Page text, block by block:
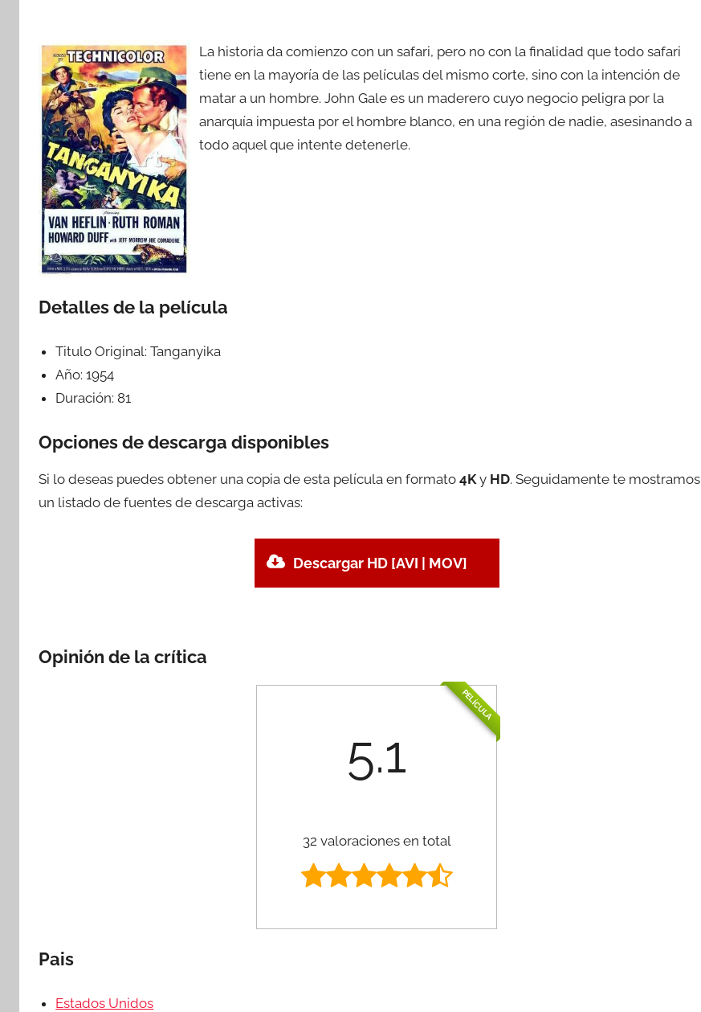
La historia da comienzo con un safari, pero no con la finalidad que todo safari
tiene en la mayoría de las películas del mismo corte, sino con la intención de
matar a un hombre. John Gale es un maderero cuyo negocio peligra por la
anarquía impuesta por el hombre blanco, en una región de nadie, asesinando a
todo aquel que intente detenerle.
Detalles de la película
Titulo Original:Tanganyika
Año:1954
Duración:81
Opciones de descarga disponibles
Si lo deseas puedes obtener una copia de esta película en formato 4Ky HD. Seguidamente te mostramos
un listado de fuentes de descarga activas:
Descargar HD [AVI | MOV]
Opinión de la crítica
PELÍCULA
5.1
32 valoraciones en total
Pais
Estados Unidos